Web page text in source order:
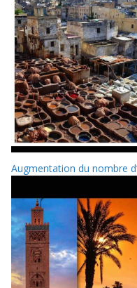
Augmentation du nombre